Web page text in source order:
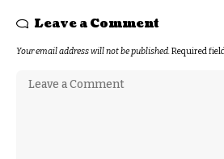
Leave a Comment
Your email address will not be published.Required